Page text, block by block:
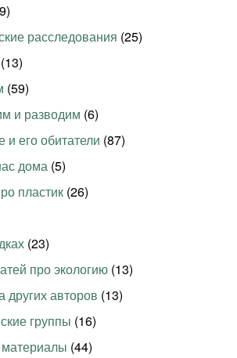
расследования (25)
(13)
(59)
и разводим (6)
и его обитатели (87)
дома (5)
пластик (26)
(23)
про экологию (13)
других авторов (13)
группы (16)
(44)